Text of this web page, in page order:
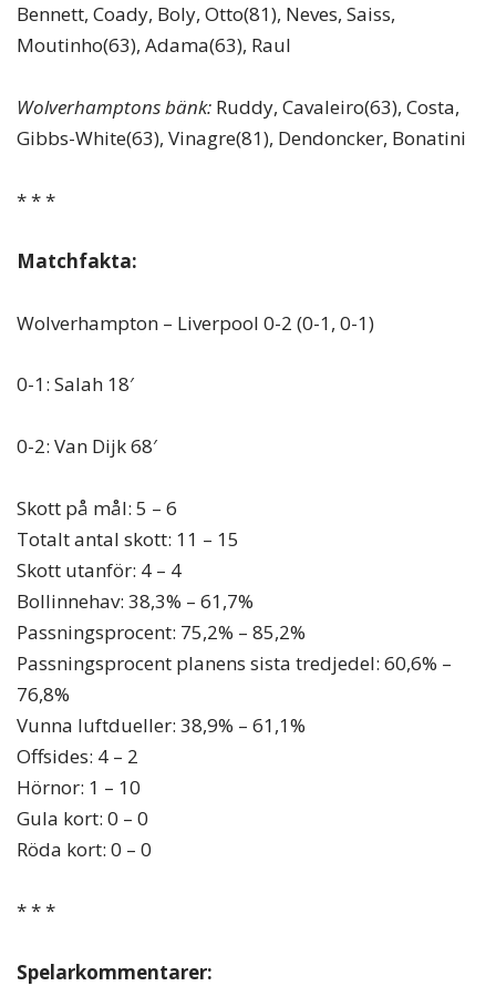
Bennett, Coady, Boly, Otto(81), Neves, Saiss,
Moutinho(63), Adama(63), Raul
Wolverhamptons bänk: Ruddy, Cavaleiro(63), Costa,
Gibbs-White(63), Vinagre(81), Dendoncker, Bonatini
* * *
Matchfakta:
Wolverhampton – Liverpool 0-2 (0-1, 0-1)
0-1: Salah 18′
0-2: Van Dijk 68′
Skott på mål: 5 – 6
Totalt antal skott: 11 – 15
Skott utanför: 4 – 4
Bollinnehav: 38,3% – 61,7%
Passningsprocent: 75,2% – 85,2%
Passningsprocent planens sista tredjedel: 60,6% –
76,8%
Vunna luftdueller: 38,9% – 61,1%
Offsides: 4 – 2
Hörnor: 1 – 10
Gula kort: 0 – 0
Röda kort: 0 – 0
* * *
Spelarkommentarer: